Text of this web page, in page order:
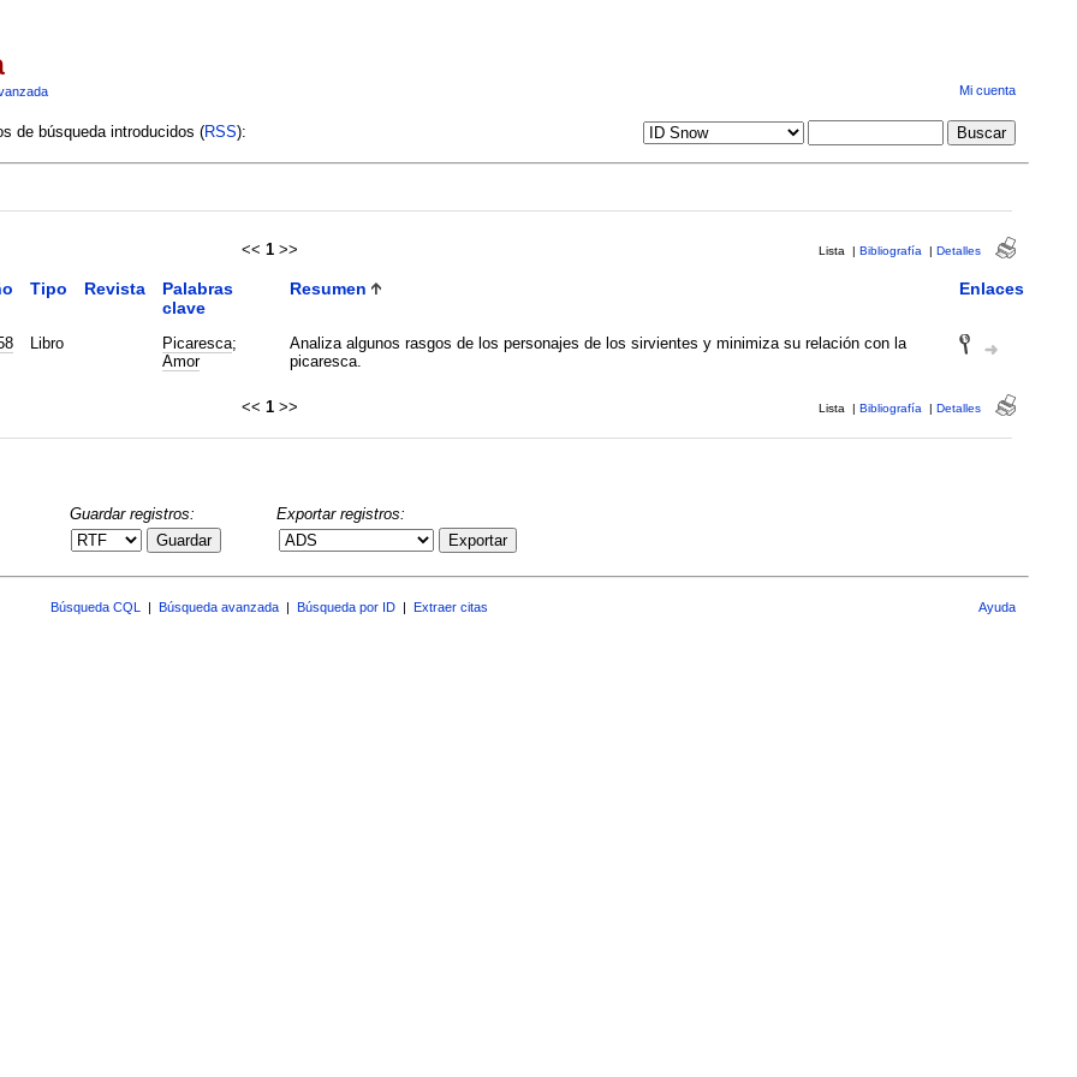
Mi cuenta
de búsqueda introducidos (RSS):
<< 1 >> Lista | Bibliografía | Detalles
Tipo Revista
Palabras
clave
Resumen Enlaces
Libro Picaresca;
Amor
Analiza algunos rasgos de los personajes de los sirvientes y minimiza su relación con la
picaresca.
<< 1 >> Lista | Bibliografía | Detalles
Guardar registros:
Guardar
Exportar registros:
Exportar
Búsqueda CQL Búsqueda avanzada Búsqueda por ID Extraer citas Ayuda